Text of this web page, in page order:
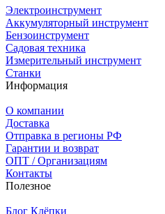
Электроинструмент
Аккумуляторный инструмент
Бензоинструмент
Садовая техника
Измерительный инструмент
Станки
Информация
О компании
Доставка
Отправка в регионы РФ
Гарантии и возврат
ОПТ / Организациям
Контакты
Полезное
Блог Клёпки